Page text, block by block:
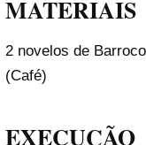
MATERIAIS
2 novelos de
(Café)
EXECUÇÃO